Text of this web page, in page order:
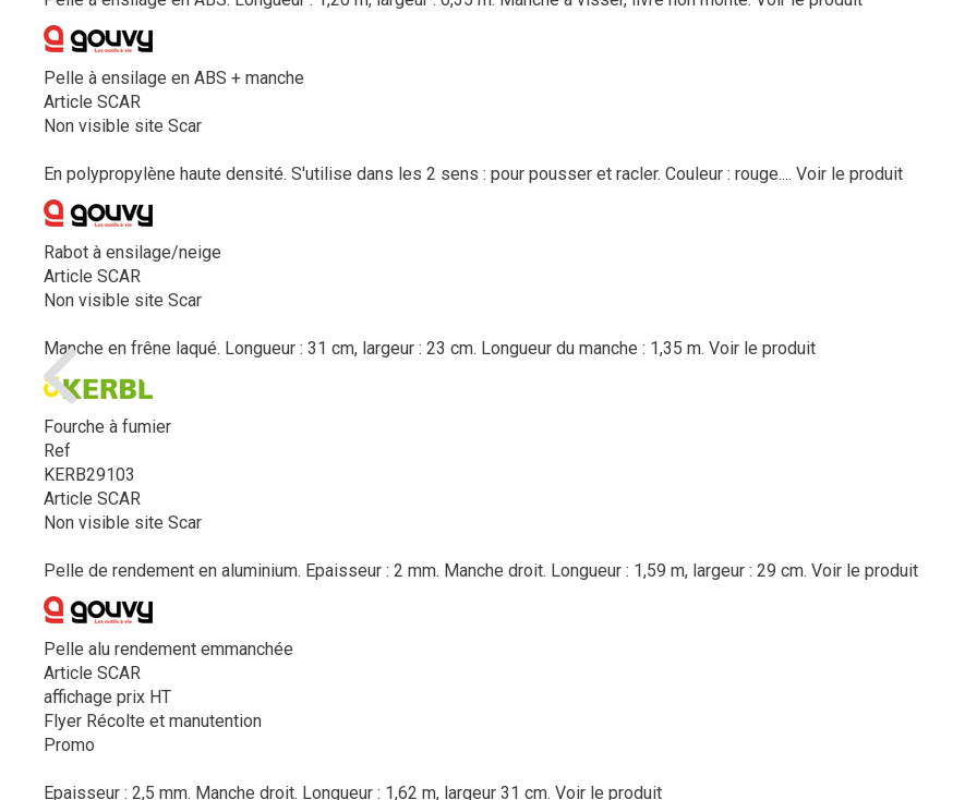
Pelle à ensilage en ABS + manche
Article SCAR
Non visible site Scar
En polypropylène haute densité. S'utilise dans les 2 sens : pour pousser et racler. Couleur : rouge.... Voir le produit
Rabot à ensilage/neige
Article SCAR
Non visible site Scar
Manche en frêne laqué. Longueur : 31 cm, largeur : 23 cm. Longueur du manche : 1,35 m. Voir le produit
Fourche à fumier
Ref
KERB29103
Article SCAR
Non visible site Scar
Pelle de rendement en aluminium. Epaisseur : 2 mm. Manche droit. Longueur : 1,59 m, largeur : 29 cm. Voir le produit
Pelle alu rendement emmanchée
Article SCAR
affichage prix HT
Flyer Récolte et manutention
Promo
Epaisseur : 2,5 mm. Manche droit. Longueur : 1,62 m, largeur 31 cm. Voir le produit